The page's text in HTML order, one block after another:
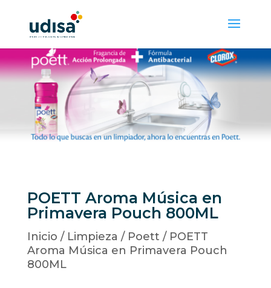
POETT Aroma Música en
Primavera Pouch 800ML
Inicio / Limpieza / Poett / POETT
Aroma Música en Primavera Pouch
800ML